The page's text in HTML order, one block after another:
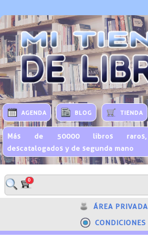
AGENDA BLOG TIENDA
Más de 50000 libros raros,
descatalogados y de segunda mano
0
ÁREA PRIVADA
CONDICIONES